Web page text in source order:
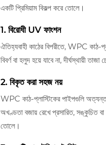
একটি প্রিমিয়াম বিকল্প করে তোলে।
1. বিরোধী UV ফাংশন
ঐতিহ্যবাহী কাঠের বিপরীতে, WPC কাঠ-
বিবর্ণ বা হলুদ হয়ে যাবে না, দীর্ঘস্থায়ী
2. বিকৃত করা সহজ নয়
WPC কাঠ-প্লাস্টিকের পাইপগুলি অত্যন্ত
অখণ্ডতা বজায় রেখে প্রসারিত, সঙ্কুচিত
তোলে।